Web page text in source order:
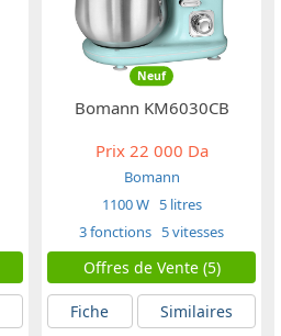
Neuf
Bomann KM6030CB
Prix22 000 Da
Bomann
1100 W 5 litres
3 fonctions 5 vitesses
Offres de Vente (5)
Fiche
Similaires